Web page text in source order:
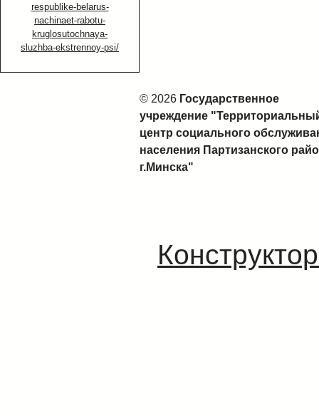
respublike-belarus-
nachinaet-rabotu-
kruglosutochnaya-
sluzhba-ekstrennoy-psi/
© 2026 Государственное
учреждение
центр социального
населения Партизанского
г.Минска"